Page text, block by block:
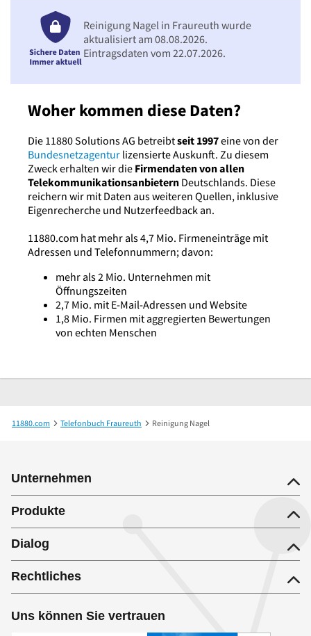
Woher kommen diese Daten?
Die 11880 Solutions AG betreibtseit 1997eine von der
Bundesnetzagentur lizensierte Auskunft. Zu diesem
Zweck erhalten wir die Firmendaten von allen
Telekommunikationsanbietern Deutschlands. Diese
reichern wir mit Daten aus weiteren Quellen, inklusive
Eigenrecherche und Nutzerfeedback an.
11880.com hat mehr als 4,7 Mio. Firmeneinträge mit
Adressen und Telefonnummern; davon:
mehr als 2 Mio. Unternehmen mit
Öffnungszeiten
2,7 Mio. mit E-Mail-Adressen und Website
1,8 Mio. Firmen mit aggregierten Bewertungen
von echten Menschen
Reinigung Nagel in Fraureuth wurde
aktualisiert am 08.08.2026.
Eintragsdaten vom 22.07.2026.
11880.com Telefonbuch Fraureuth Reinigung Nagel
Unternehmen
Produkte
Dialog
Rechtliches
Uns können Sie vertrauen